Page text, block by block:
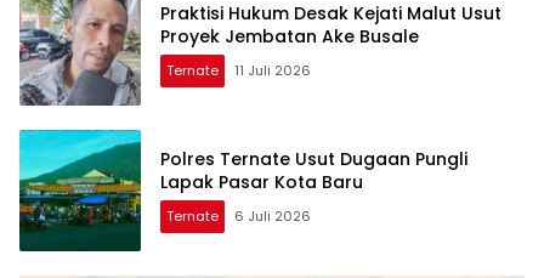
Praktisi Hukum Desak Kejati Malut Usut
Proyek Jembatan Ake Busale
Ternate 11 Juli 2026
Polres Ternate Usut Dugaan Pungli
Lapak Pasar Kota Baru
Ternate 6 Juli 2026